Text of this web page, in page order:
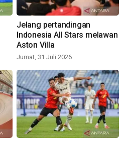
Jelang pertandingan
Indonesia All Stars melawan
Aston Villa
Jumat, 31 Juli 2026